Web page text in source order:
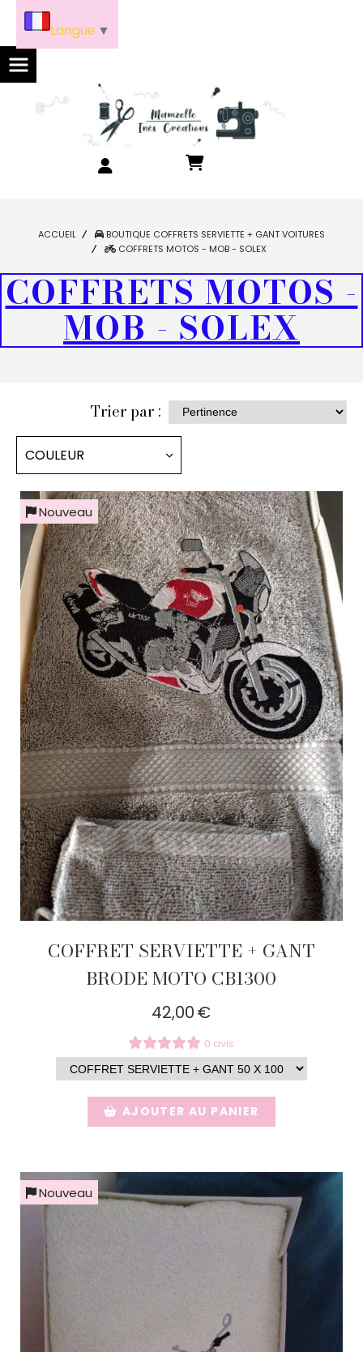
ACCUEIL
BOUTIQUE COFFRETS SERVIETTE + GANT VOITURES
COFFRETS MOTOS - MOB - SOLEX
COFFRETS MOTOS -
MOB - SOLEX
Trier par :
COULEUR
Nouveau
COFFRET SERVIETTE + GANT
BRODE MOTO CB1300
42,00€
0 avis
AJOUTER AU PANIER
Nouveau
Langue ▼